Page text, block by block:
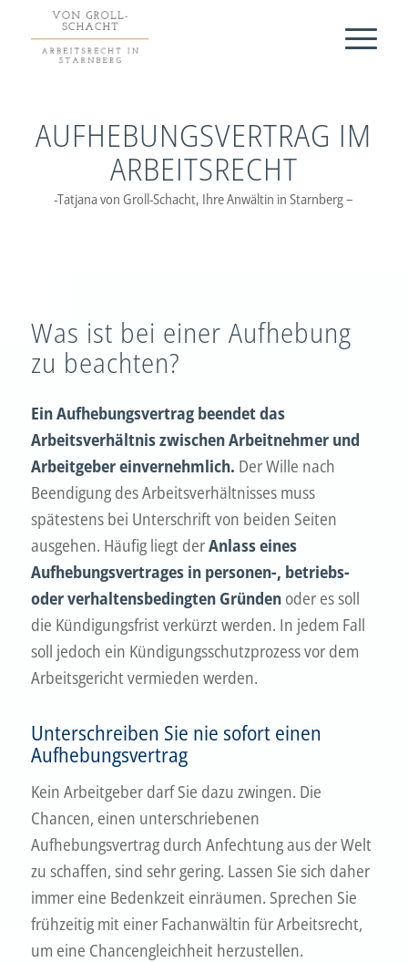
AUFHEBUNGSVERTRAG IM
ARBEITSRECHT
-Tatjana von Groll-Schacht, Ihre Anwältin in Starnberg –
Was ist bei einer Aufhebung
zu beachten?
Ein Aufhebungsvertrag beendet das
Arbeitsverhältnis zwischen Arbeitnehmer und
Arbeitgeber einvernehmlich. Der Wille nach
Beendigung des Arbeitsverhältnisses muss
spätestens bei Unterschrift von beiden Seiten
ausgehen. Häufig liegt derAnlass eines
Aufhebungsvertrages in personen-, betriebs-
oder verhaltensbedingten Gründenoder es soll
die Kündigungsfrist verkürzt werden. In jedem Fall
soll jedoch ein Kündigungsschutzprozess vor dem
Arbeitsgericht vermieden werden.
Unterschreiben Sie nie sofort einen
Aufhebungsvertrag
Kein Arbeitgeber darf Sie dazu zwingen. Die
Chancen, einen unterschriebenen
Aufhebungsvertrag durch Anfechtung aus der Welt
zu schaffen, sind sehr gering. Lassen Sie sich daher
immer eine Bedenkzeit einräumen. Sprechen Sie
frühzeitig mit einer Fachanwältin für Arbeitsrecht,
um eine Chancengleichheit herzustellen.